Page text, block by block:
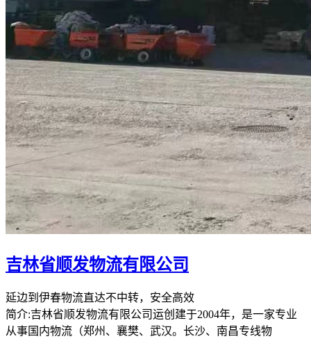
吉林省顺发物流有限公司
延边到伊春物流直达不中转，安全高效
简介:吉林省顺发物流有限公司运创建于2004年，是一家专业
从事国内物流（郑州、襄樊、武汉。长沙、南昌专线物